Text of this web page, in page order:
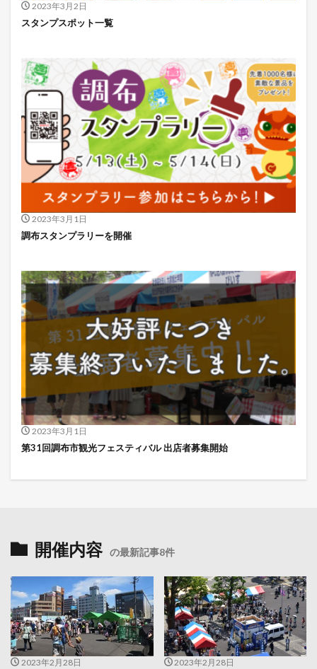
2023年3月2日
スタンプスポット一覧
2023年3月1日
調布スタンプラリーを開催
2023年3月1日
第31回調布市観光フェスティバル 出店者募集開始
開催内容 の最新記事8件
2023年2月28日 2023年2月28日